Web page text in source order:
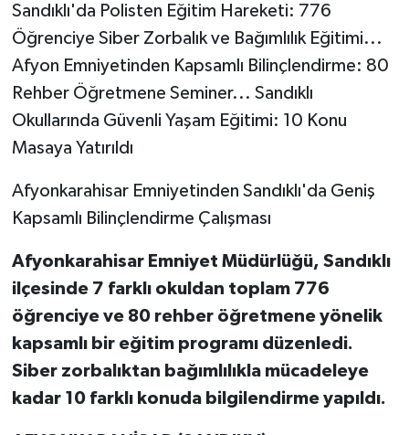
Sandıklı'da Polisten Eğitim Hareketi: 776
Öğrenciye Siber Zorbalık ve Bağımlılık Eğitimi...
Afyon Emniyetinden Kapsamlı Bilinçlendirme: 80
Rehber Öğretmene Seminer... Sandıklı
Okullarında Güvenli Yaşam Eğitimi: 10 Konu
Masaya Yatırıldı
Afyonkarahisar Emniyetinden Sandıklı'da Geniş
Kapsamlı Bilinçlendirme Çalışması
Afyonkarahisar Emniyet Müdürlüğü, Sandıklı
ilçesinde 7 farklı okuldan toplam 776
öğrenciye ve 80 rehber öğretmene yönelik
kapsamlı bir eğitim programı düzenledi.
Siber zorbalıktan bağımlılıkla mücadeleye
kadar 10 farklı konuda bilgilendirme yapıldı.